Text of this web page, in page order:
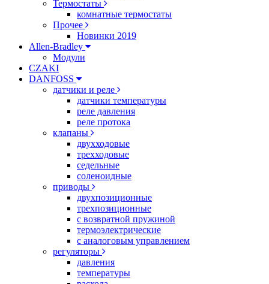
Термостаты
комнатные термостаты
Прочее
Новинки 2019
Allen-Bradley
Модули
CZAKI
DANFOSS
датчики и реле
датчики температуры
реле давления
реле протока
клапаны
двухходовые
трехходовые
седельные
соленоидные
приводы
двухпозиционные
трехпозиционные
с возвратной пружиной
термоэлектрические
с аналоговым управлением
регуляторы
давления
температуры